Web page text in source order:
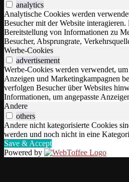
analytics
Analytische Cookies werden
Besucher mit der Website
Bereitstellung von Informationen zu
Besucher, Absprungrate,
Werbe-Cookies
advertisement
Werbe-Cookies werden verwendet,
Anzeigen und Marketingkampagnen
verfolgen Besucher über Websites
Informationen, um angepasste
Andere
others
Andere nicht kategorisierte Cookies
werden und noch nicht in eine
Save & Accept
Powered by